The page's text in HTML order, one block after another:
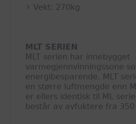
Vekt: 270kg
MLT SERIEN
MLT serien har innebygget
varmegjennvinningssone
energibesparende. MLT
en større luftmengde enn
er ellers identisk til ML
består av avfuktere fra 350